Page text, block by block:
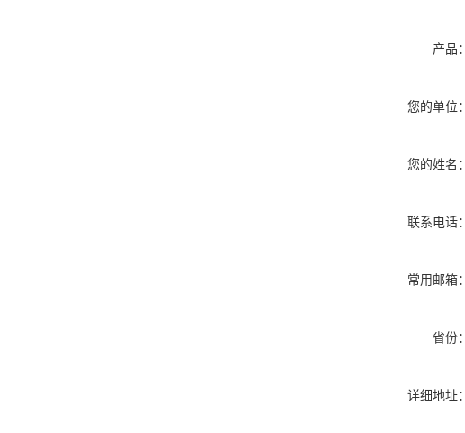
产品：
您的单位：
您的姓名：
联系电话：
常用邮箱：
省份：
详细地址：